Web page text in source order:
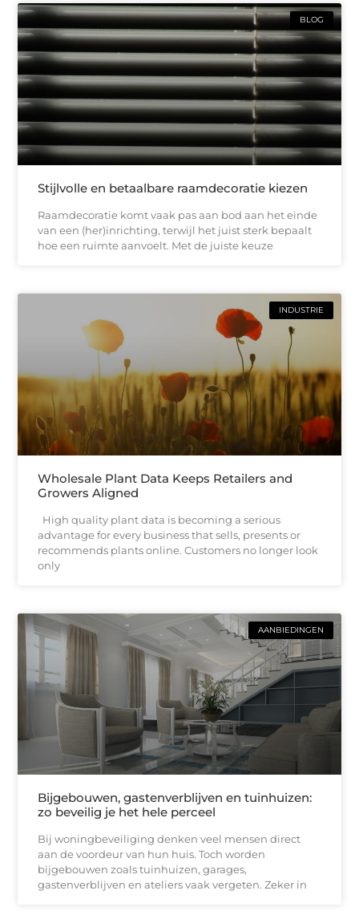
BLOG
Stijlvolle en betaalbare raamdecoratie kiezen
Raamdecoratie komt vaak pas aan bod aan het einde
van een (her)inrichting, terwijl het juist sterk bepaalt
hoe een ruimte aanvoelt. Met de juiste keuze
INDUSTRIE
Wholesale Plant Data Keeps Retailers and
Growers Aligned
High quality plant data is becoming a serious
advantage for every business that sells, presents or
recommends plants online. Customers no longer look
only
AANBIEDINGEN
Bijgebouwen, gastenverblijven en tuinhuizen:
zo beveilig je het hele perceel
Bij woningbeveiliging denken veel mensen direct
aan de voordeur van hun huis. Toch worden
bijgebouwen zoals tuinhuizen, garages,
gastenverblijven en ateliers vaak vergeten. Zeker in